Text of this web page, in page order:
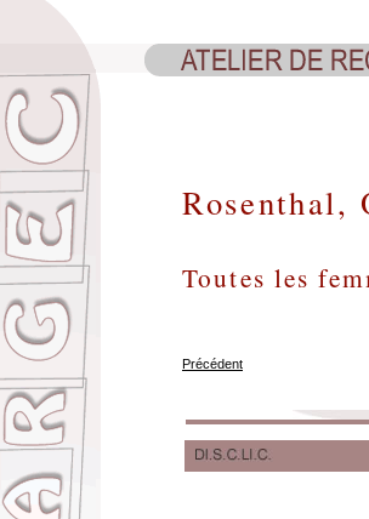
Rosenthal,
Toutes les
Précédent